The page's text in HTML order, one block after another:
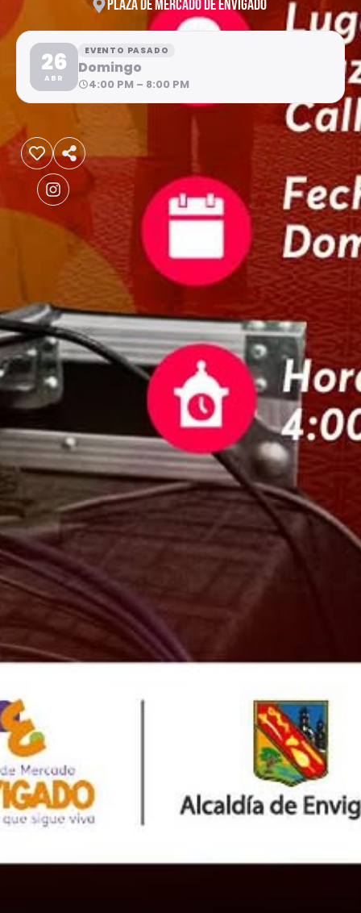
PLAZA DE MERCADO DE ENVIGADO
26
ABR
EVENTO PASADO
Domingo
4:00 PM – 8:00 PM